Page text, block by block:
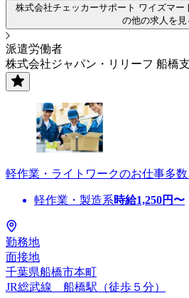
株式会社チェッカーサポート ワイズマー
の他の求人を見
派遣労働者
株式会社ジャパン・リリーフ 船橋
軽作業・ライトワークのお仕事多
軽作業・製造系時給1,250円〜
勤務地
面接地
千葉県船橋市本町
JR総武線 船橋駅（徒歩５分）